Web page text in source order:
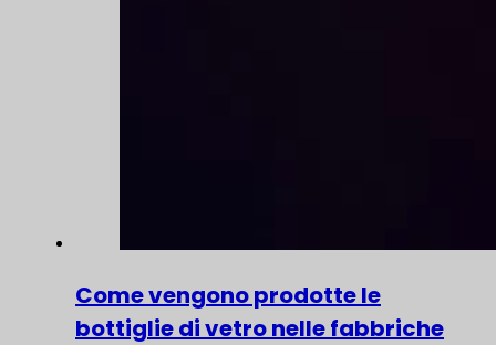
Come vengono prodotte le
bottiglie di vetro nelle fabbriche